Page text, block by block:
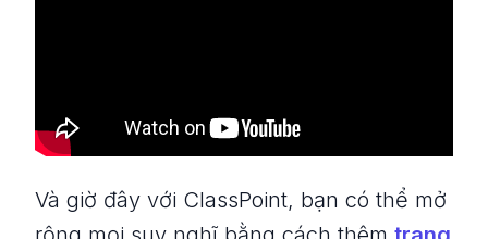
Và giờ đây với ClassPoint, bạn có thể mở